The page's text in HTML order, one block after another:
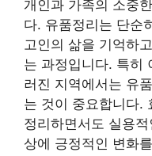
개인과 가족의 소중
다. 유품정리는 단순
고인의 삶을 기억하
는 과정입니다. 특히
러진 지역에서는 유
는 것이 중요합니다.
정리하면서도 실용
상에 긍정적인 변화